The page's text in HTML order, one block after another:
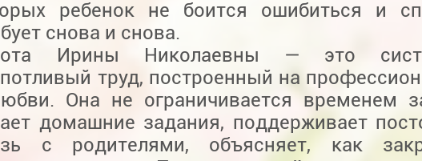
ребенок не боится ошибиться и
снова и снова.
Ирины Николаевны — это
труд, построенный на
Она не ограничивается временем
домашние задания, поддерживает
с родителями, объясняет, как